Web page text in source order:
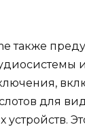
также
для